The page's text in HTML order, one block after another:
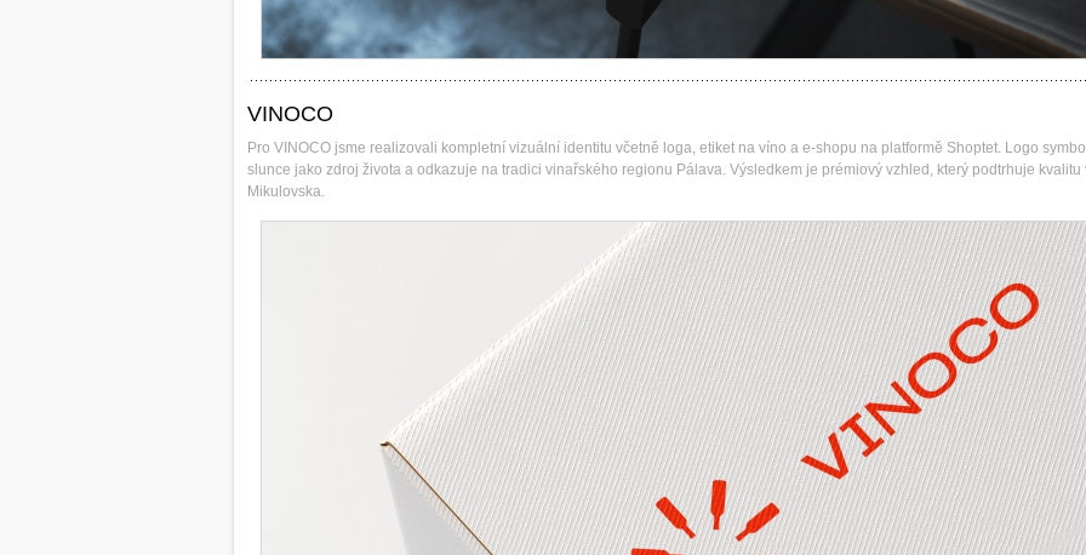
VINOCO
Pro VINOCO jsme realizovali kompletní vizuální identitu včetně loga, etiket na víno a e-shopu na platformě Shoptet. Logo
slunce jako zdroj života a odkazuje na tradici vinařského regionu Pálava. Výsledkem je prémiový vzhled, který podtrhuje kvalitu
Mikulovska.